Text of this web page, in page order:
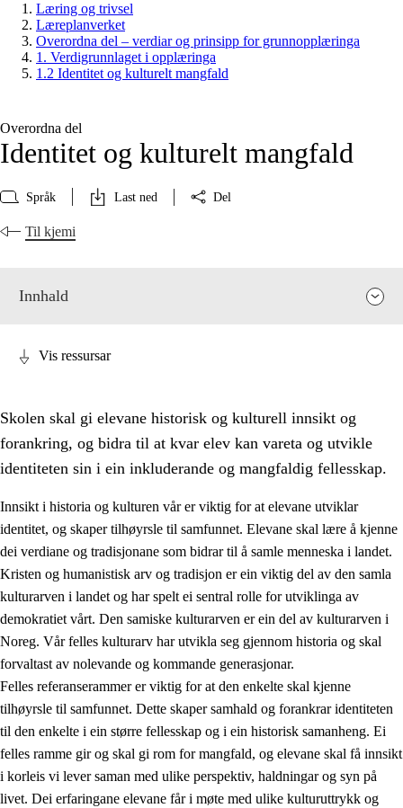
Læring og trivsel
Læreplanverket
Overordna del – verdiar og prinsipp for grunnopplæringa
1. Verdigrunnlaget i opplæringa
1.2 Identitet og kulturelt mangfald
Overordna del
Identitet og kulturelt mangfald
Språk Last ned Del
Til kjemi
Innhald
1. Verdigrunnlaget i opplæringa
1.1 Menneskeverdet
1.2 Identitet og kulturelt mangfald
1.3 Kritisk tenking og etisk bevisstheit
1.4 Skaparglede, engasjement og utforskartrong
1.5 Respekt for naturen og miljøbevisstheit
1.6 Demokrati og medverknad
Vis ressursar
Skolen skal gi elevane historisk og kulturell innsikt og
forankring, og bidra til at kvar elev kan vareta og utvikle
identiteten sin i ein inkluderande og mangfaldig fellesskap.
Innsikt i historia og kulturen vår er viktig for at elevane utviklar
identitet, og skaper tilhøyrsle til samfunnet. Elevane skal lære å kjenne
dei verdiane og tradisjonane som bidrar til å samle menneska i landet.
Kristen og humanistisk arv og tradisjon er ein viktig del av den samla
kulturarven i landet og har spelt ei sentral rolle for utviklinga av
demokratiet vårt. Den samiske kulturarven er ein del av kulturarven i
Noreg. Vår felles kulturarv har utvikla seg gjennom historia og skal
forvaltast av nolevande og kommande generasjonar.
Felles referanserammer er viktig for at den enkelte skal kjenne
tilhøyrsle til samfunnet. Dette skaper samhald og forankrar identiteten
til den enkelte i ein større fellesskap og i ein historisk samanheng. Ei
felles ramme gir og skal gi rom for mangfald, og elevane skal få innsikt
i korleis vi lever saman med ulike perspektiv, haldningar og syn på
livet. Dei erfaringane elevane får i møte med ulike kulturuttrykk og